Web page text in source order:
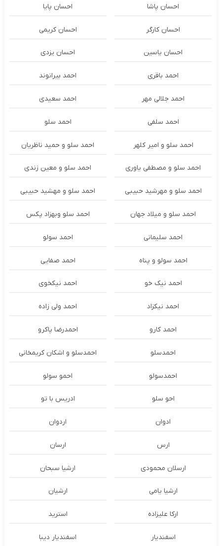
احسان پاشا احسان پایا
احسان کارگر احسان کریمی
احسان یاسین احسان یزدی
احمد باقری احمد بیرانوند
احمد جلالی مهر احمد سعیدی
احمد سلفی احمد سلو
احمد سلو و امیر کلهر احمد سلو و حمید ناظریان
احمد سلو و مصطفی یاوری احمد سلو و معین زندی
احمد سلو و مهرشید حبیبی احمد سلو و مهشید حبیبی
احمد سلو و میلاد جهان احمد سلو وبهزاد پکس
احمد سلیمانی احمد سولو
احمد سولو و پناه احمد صفایی
احمد نیک خو احمد نیکخوی
احمد نیکزاد احمد ولی زاده
احمد کارو احمدرضا پاکرو
احمدسلو احمدسلو و اشکان کریمخانی
احمدسولو احمو سولو
احو سلو ادریس با تو
ادوان اردوان
ارس ارسان
ارسلان محمودی ارشیا سبحان
ارشیا یامی ارشیان
ارکا علیزاده استرید
اسفندیار اسفندیار دیبا